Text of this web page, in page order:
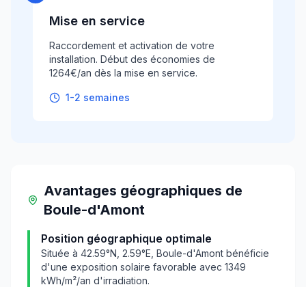
Mise en service
Raccordement et activation de votre
installation. Début des économies de
1264€/an dès la mise en service.
1-2 semaines
Avantages géographiques de
Boule-d'Amont
Position géographique optimale
Située à 42.59°N, 2.59°E, Boule-d'Amont bénéficie
d'une exposition solaire favorable avec 1349
kWh/m²/an d'irradiation.